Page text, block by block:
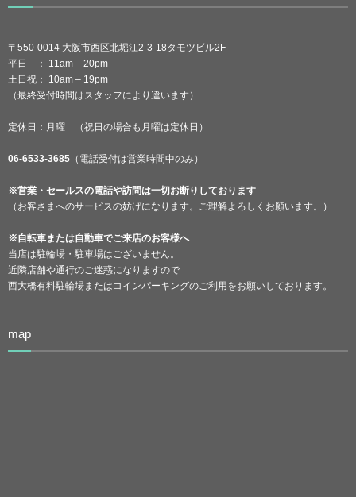
〒550-0014 大阪市西区北堀江2-3-18タモツビル2F
平日 ： 11am – 20pm
土日祝： 10am – 19pm
（最終受付時間はスタッフにより違います）
定休日：月曜 （祝日の場合も月曜は定休日）
06-6533-3685 （電話受付は営業時間中のみ）
※営業・セールスの電話や訪問は一切お断りしております
（お客さまへのサービスの妨げになります。ご理解よろしくお願います。）
※自転車または自動車でご来店のお客様へ
当店は駐輪場・駐車場はございません。
近隣店舗や通行のご迷惑になりますので
西大橋有料駐輪場またはコインパーキングのご利用をお願いしております。
map